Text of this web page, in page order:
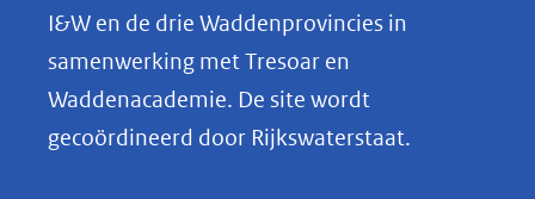
k
e
I&W en de drie Waddenprovincies in
samenwerking met Tresoar en
Waddenacademie. De site wordt
gecoördineerd door Rijkswaterstaat.